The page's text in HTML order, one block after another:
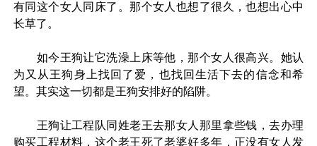
有同这个女人同床了。那个女人也想了很久，也想出心中
长草了。
如今王狗让它洗澡上床等他，那个女人很高兴。她认
为又从王狗身上找回了爱，也找回生活下去的信念和希
望。其实这一切都是王狗安排好的陷阱。
王狗让工程队同姓老王去那女人那里拿些钱，去办理
购买工程材料，这个老王死了老婆好多年，正没有女人发